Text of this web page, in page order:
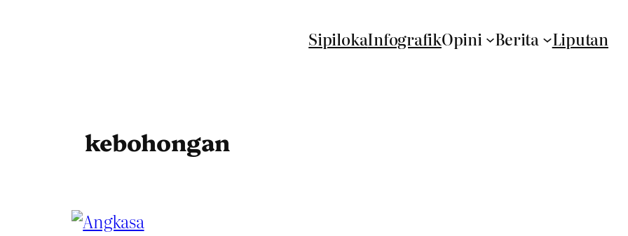
SipilokaInfografikOpini Berita Liputan
kebohongan